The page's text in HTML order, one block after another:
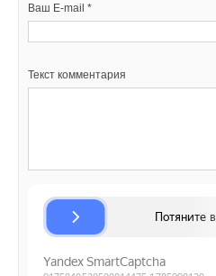
Ваш E-mail *
Текст комментария